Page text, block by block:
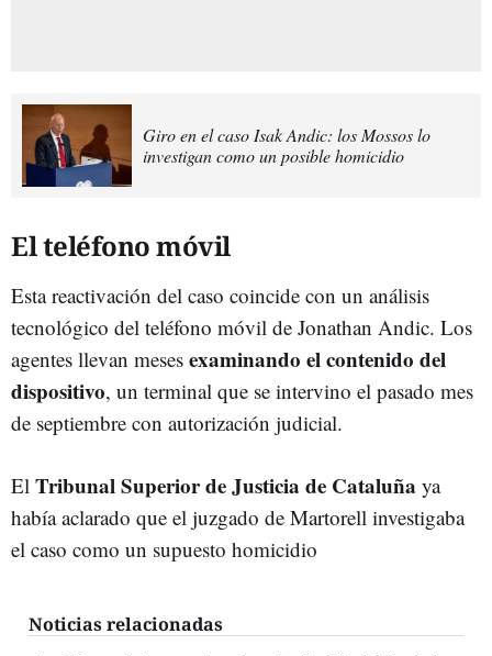
Giro en el caso Isak Andic: los Mossos lo
investigan como un posible homicidio
El teléfono móvil
Esta reactivación del caso coincide con un análisis
tecnológico del teléfono móvil de Jonathan Andic. Los
agentes llevan meses examinando el contenido del
dispositivo, un terminal que se intervino el pasado mes
de septiembre con autorización judicial.
El Tribunal Superior de Justicia de Cataluña ya
había aclarado que el juzgado de Martorell investigaba
el caso como un supuesto homicidio
Noticias relacionadas